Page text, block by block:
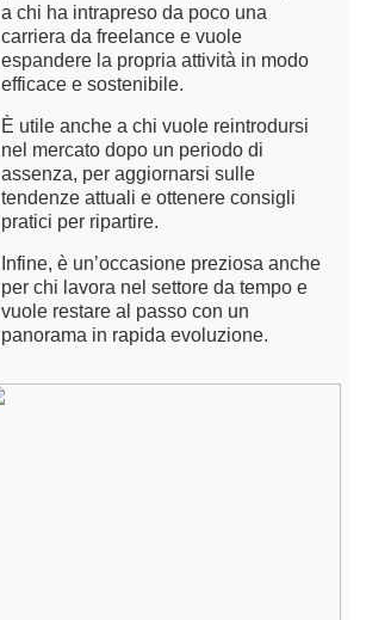
a chi ha intrapreso da poco una
carriera da freelance e vuole
espandere la propria attività in modo
efficace e sostenibile.
È utile anche a chi vuole reintrodursi
nel mercato dopo un periodo di
assenza, per aggiornarsi sulle
tendenze attuali e ottenere consigli
pratici per ripartire.
Infine, è un’occasione preziosa anche
per chi lavora nel settore da tempo e
vuole restare al passo con un
panorama in rapida evoluzione.